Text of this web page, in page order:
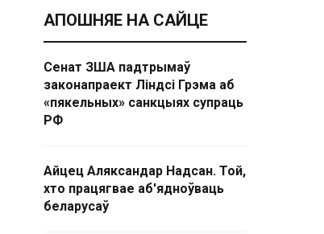
АПОШНЯЕ НА САЙЦЕ
Сенат ЗША падтрымаў
законапраект Ліндсі Грэма аб
«пякельных» санкцыях супраць
РФ
Айцец Аляксандар Надсан. Той,
хто працягвае аб'ядноўваць
беларусаў